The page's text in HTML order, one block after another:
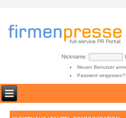
Nickname:
Neuen Benutzer
Passwort vergessen?